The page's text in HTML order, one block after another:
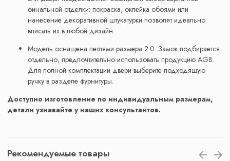
финальной отделки: покраска, оклейка обоями или
нанесение декоративной штукатурки позволят идеально
вписать их в любой дизайн.
Модель оснащена петлями размера 2.0. Замок подбирается
отдельно, предпочтительно использовать продукцию AGB.
Для полной комплектации двери выберите подходящую
ручку в разделе фурнитуры.
Доступно изготовление по индивидуальным размерам,
детали узнавайте у наших консультантов.
Рекомендуемые товары